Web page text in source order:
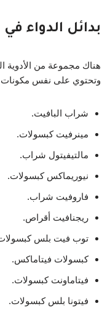
بدائل الدواء
هناك مجموعة من
وتحتوي على نفس مكونات
شراب البافيت.
مينرفيت كبسولات.
مالتيفيتول شراب.
نيوريماكس كبسولات.
فاروفيت شراب.
ريجنافيت أقراص.
توب فيت بلس
كبسولات فيتاماكس.
فيتاماونت كبسولات.
فيتونا بلس كبسولات.